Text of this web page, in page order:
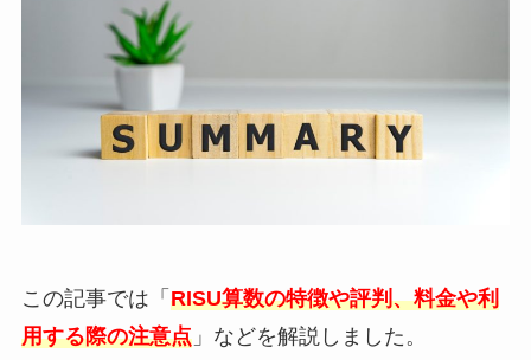
この記事では「 RISU算数の特徴や評判、料金や利
用する際の注意点」などを解説しました。